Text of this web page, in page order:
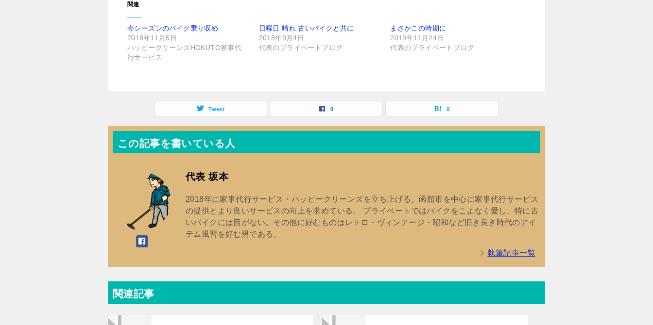
新
い
ウ
ィ
ン
ド
ウ
ま
す
)
関連
今シーズンのバイク乗り収め
2018年11月5日
ハッピークリーンズHOKUTO家事代
行サービス
日曜日 晴れ 古いバイクと共に
2018年9月4日
代表のプライベートブログ
まさかこの時期に
2019年11月24日
代表のプライベートブログ
Tweet 0 0
この記事を書いている人
代表 坂本
2018年に家事代行サービス・ハッピークリーンズを立ち上げる。函館市を中心に家事代行サービス
の提供とより良いサービスの向上を求めている。 プライベートではバイクをこよなく愛し、特に古
いバイクには目がない。その他に好むものはレトロ・ヴィンテージ・昭和など旧き良き時代のアイ
テム風習を好む男である。
執筆記事一覧
関連記事